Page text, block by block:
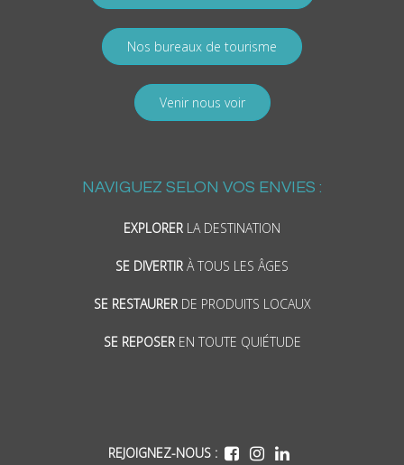
Nos bureaux de tourisme
Venir nous voir
NAVIGUEZ SELON VOS ENVIES :
EXPLORER LA DESTINATION
SE DIVERTIR À TOUS LES ÂGES
SE RESTAURERDE PRODUITS LOCAUX
SE REPOSEREN TOUTE QUIÉTUDE
REJOIGNEZ-NOUS :